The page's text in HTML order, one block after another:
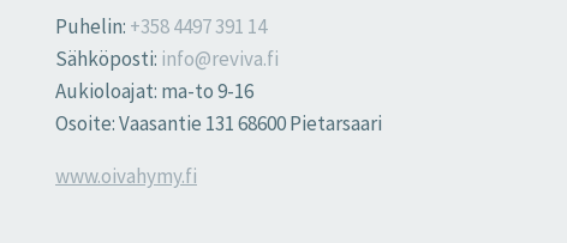
Puhelin: +358 4497 391 14
Sähköposti: info@reviva.fi
Aukioloajat: ma-to 9-16
Osoite: Vaasantie 131 68600 Pietarsaari
www.oivahymy.fi